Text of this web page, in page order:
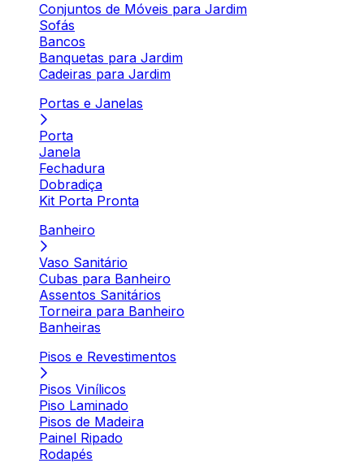
Conjuntos de Móveis para Jardim
Sofás
Bancos
Banquetas para Jardim
Cadeiras para Jardim
Portas e Janelas
Porta
Janela
Fechadura
Dobradiça
Kit Porta Pronta
Banheiro
Vaso Sanitário
Cubas para Banheiro
Assentos Sanitários
Torneira para Banheiro
Banheiras
Pisos e Revestimentos
Pisos Vinílicos
Piso Laminado
Pisos de Madeira
Painel Ripado
Rodapés